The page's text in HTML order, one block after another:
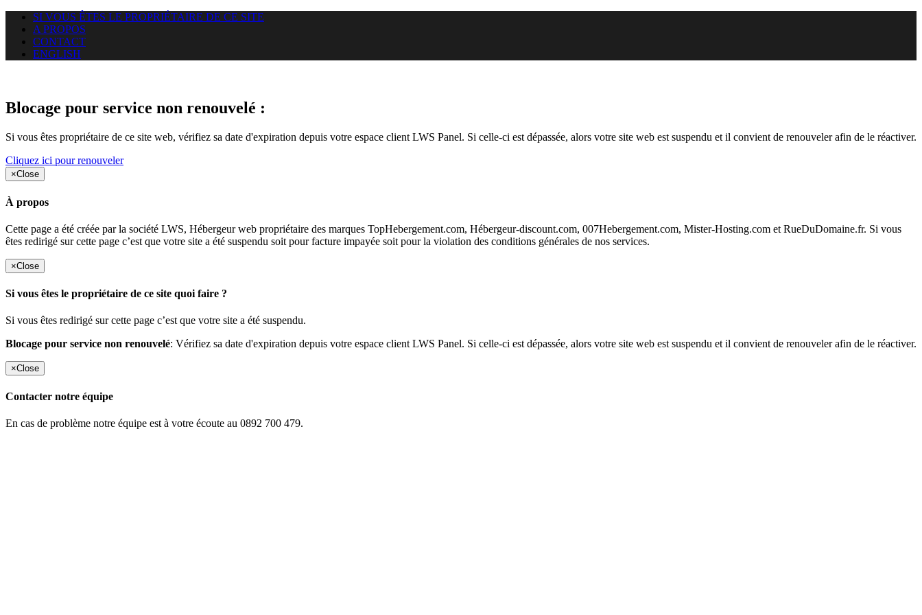
SI VOUS ÊTES LE PROPRIÉTAIRE DE CE SITE
A PROPOS
CONTACT
ENGLISH
Blocage pour service non renouvelé :
Si vous êtes propriétaire de ce site web, vérifiez sa date d'expiration depuis votre espace client LWS Panel. Si celle-ci est dépassée, alors votre site web est suspendu et il convient de renouveler afin de le réactiver.
Cliquez ici pour renouveler
×Close
À propos
Cette page a été créée par la société LWS, Hébergeur web propriétaire des marques TopHebergement.com, Hébergeur-discount.com, 007Hebergement.com, Mister-Hosting.com et RueDuDomaine.fr. Si vous
êtes redirigé sur cette page c’est que votre site a été suspendu soit pour facture impayée soit pour la violation des conditions générales de nos services.
×Close
Si vous êtes le propriétaire de ce site quoi faire ?
Si vous êtes redirigé sur cette page c’est que votre site a été suspendu.
Blocage pour service non renouvelé: Vérifiez sa date d'expiration depuis votre espace client LWS Panel. Si celle-ci est dépassée, alors votre site web est suspendu et il convient de renouveler afin de le réactiver.
×Close
Contacter notre équipe
En cas de problème notre équipe est à votre écoute au 0892 700 479.